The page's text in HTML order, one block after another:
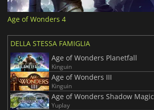
Age of Wonders 4
DELLA STESSA FAMIGLIA
Age of Wonders Planetfall
Kinguin
Age of Wonders III
Kinguin
Age of Wonders Shadow Magic
Yuplay